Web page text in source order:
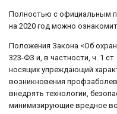
Полностью с официальным
на 2020 год можно
Положения Закона <Об
323-ФЗ и, в частности, ч. 1
носящих упреждающий
возникновения
внедрять технологии,
минимизирующие вредное